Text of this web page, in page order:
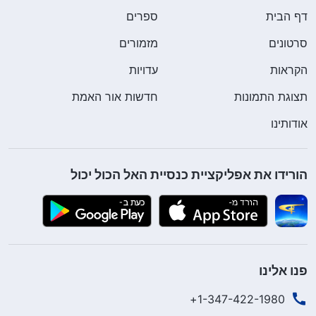
נמצא במזרח העולם, בארצות הגויים. כולנו יודעים שסין
אומה של גויים. לכן, בואו של אלוהים לסין כדי להופיע
בה ולבצע את עבודתו באחרית הימים מגשים את
הנבואות הללו". לאחר שהאזנתי לשיתוף של האחיות
והרהרתי במשמעות של אותם שני פסוקים מכתבי
הקודש, חשבתי שהשיתוף שלהן מאיר עיניים מאוד.
למרות שקראתי את שני הפסוקים האלה לפני כן, מעולם
לא הבחנתי במשמעות ששובו של האל יהיה במזרח,
נובע מהארה של רוח הקודש.
האחות האו המשיכה ואמרה, '
דף הבית
ספרים
סרטונים
מזמורים
הקראות
עדויות
תצוגת התמונות
חדשות אור האמת
אודותינו
הורידו את אפליקציית כנסיית האל הכול יכול
פנו אלינו
1-347-422-1980+